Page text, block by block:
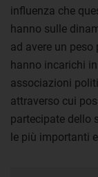
influenza che
hanno sulle
ad avere un
hanno incarichi
associazioni
attraverso cui
partecipate dello
le più importanti